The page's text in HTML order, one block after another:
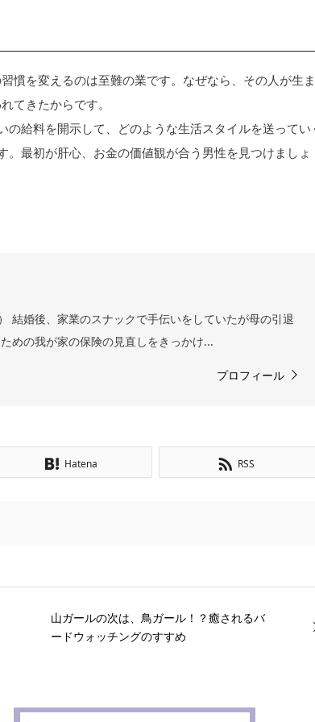
慣を変えるのは至難の業です。なぜなら、その人が生ま
てきたからです。
給料を開示して、どのような生活スタイルを送ってい
最初が肝心、お金の価値観が合う男性を見つけましょ
結婚後、家業のスナックで手伝いをしていたが母の引退
めの我が家の保険の見直しをきっかけ...
プロフィール
Hatena RSS
山ガールの次は、鳥ガール！？癒されるバ
ードウォッチングのすすめ